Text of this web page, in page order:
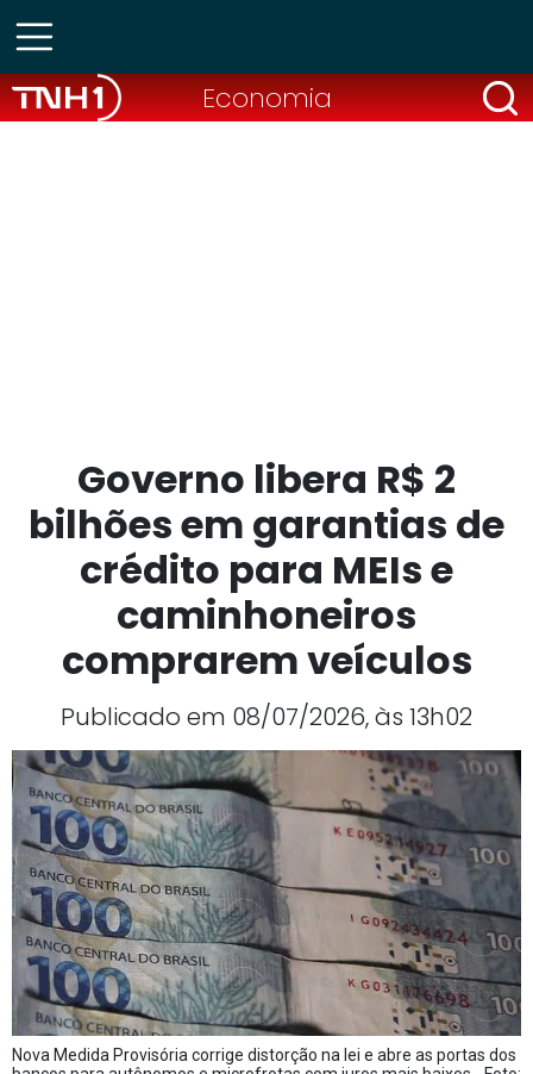
Economia
Governo libera R$ 2
bilhões em garantias de
crédito para MEIs e
caminhoneiros
comprarem veículos
Publicado em 08/07/2026, às 13h02
Nova Medida Provisória corrige distorção na lei e abre as portas dos